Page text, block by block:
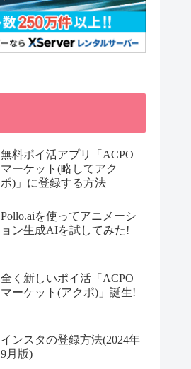
無料ポイ活アプリ「ACPO
マーケット(略してアク
ポ)」に登録する方法
Pollo.aiを使ってアニメーシ
ョン生成AIを試してみた!
全く新しいポイ活「ACPO
マーケット(アクポ)」誕生!
インスタの登録方法(2024年
9月版)